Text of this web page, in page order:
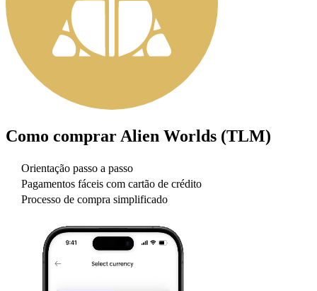
Como comprar Alien Worlds (TLM)
Orientação passo a passo
Pagamentos fáceis com cartão de crédito
Processo de compra simplificado